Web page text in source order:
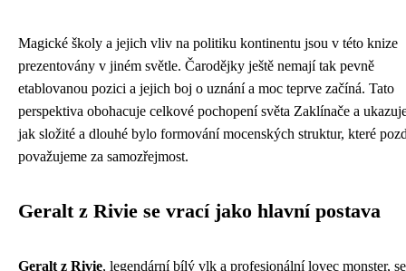
Magické školy a jejich vliv na politiku kontinentu jsou v této knize
prezentovány v jiném světle. Čarodějky ještě nemají tak pevně
etablovanou pozici a jejich boj o uznání a moc teprve začíná. Tato
perspektiva obohacuje celkové pochopení světa Zaklínače a
jak složité a dlouhé bylo formování mocenských struktur, které
považujeme za samozřejmost.
Geralt z Rivie se vrací jako hlavní postava
Geralt z Rivie, legendární bílý vlk a profesionální lovec monster, se